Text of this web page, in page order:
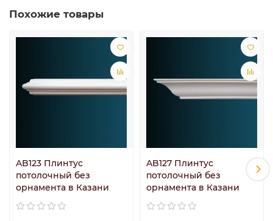
Похожие товары
AB123 Плинтус
потолочный без
орнамента в Казани
AB127 Плинтус
потолочный без
орнамента в Казани